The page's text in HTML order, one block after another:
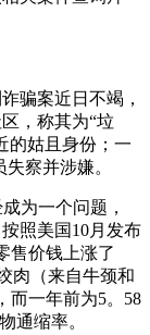
骗案近日不竭，
，称其为“垃
的姑且身份；一
察并涉嫌。
为一个问题，
照美国10月发布
售价钱上涨了
肉（来自牛颈和
而一年前为5。58
通缩率。